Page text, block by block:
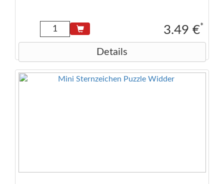
2,0 cm Maße des Puzzles: 9 cm Durchmesser (rund)3.49 €*
Details